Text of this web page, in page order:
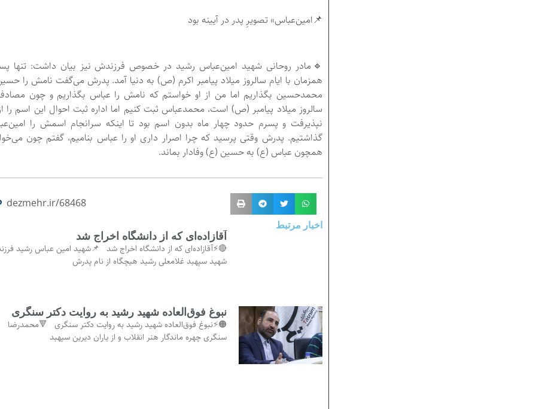
📌امین‌عباس» تصویرِ پدر در آیینه بود
🔹مادر روحانی شهید امین‌عباس رشید در خصوص فرزندش نیز بیان داشت: تنها
همزمان با ایام سالروز میلاد پیامبر اکرم (ص) به دنیا آمد. پدرش می‌گفت نامش را
محمدحسین بگذاریم اما من از او خواستم که نامش را عباس بگذاریم و چون
سالروز میلاد پیامبر (ص) است، محمدعباس ثبت کنیم اما اداره ثبت احوال این اسم را
نپذیرفت و پسرم حدود چهار ماه بدون اسم بود تا اینکه سرانجام اسمش را
گذاشتیم. پدرش وقتی پرسید که چرا اصرار داری او را عباس بنامیم، گفتم چون
همچون عباس (ع) به حسین (ع) وفادار بماند.
dezmehr.ir/68468
اخبار مرتبط
آقازاده‌ای که از دانشگاه اخراج شد
🔴⚡آقازاده‌ای که از دانشگاه اخراج شد 📌شهید امین عباس رشید
شهید سپهبد غلامعلی رشید هیچگاه از نام پدرش
نبوغ فوق‌العاده‌ شهید رشید به روایت دکتر سنگری
🟠⚡️نبوغ فوق‌العاده‌ شهید رشید به روایت دکتر سنگری 🔻محمدرضا
سنگری چهره ماندگار هنر انقلاب و از یاران دیرین سپهبد